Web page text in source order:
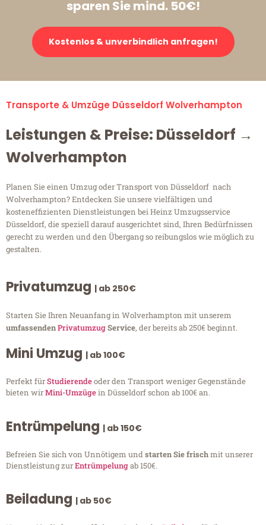
sparen Sie mind. 50€!
Kostenlos & unverbindlich anfragen!
Transporte & Umzüge Düsseldorf Wolverhampton
Leistungen & Preise: Düsseldorf →
Wolverhampton
Planen Sie einen Umzug oder Transport von Düsseldorf nach
Wolverhampton? Entdecken Sie unsere vielfältigen und
kosteneffizienten Dienstleistungen bei Heinz Umzugsservice
Düsseldorf, die speziell darauf ausgerichtet sind, Ihren Bedürfnissen
gerecht zu werden und den Übergang so reibungslos wie möglich zu
gestalten.
Privatumzug | ab 250€
Starten Sie Ihren Neuanfang in Wolverhampton mit unserem
umfassendenPrivatumzugService, der bereits ab 250€ beginnt.
Mini Umzug | ab 100€
Perfekt fürStudierendeoder den Transport weniger Gegenstände
bieten wirMini-Umzügein Düsseldorf schon ab 100€ an.
Entrümpelung | ab 150€
Befreien Sie sich von Unnötigem undstarten Sie frischmit unserer
Dienstleistung zurEntrümpelungab 150€.
Beiladung | ab 50€